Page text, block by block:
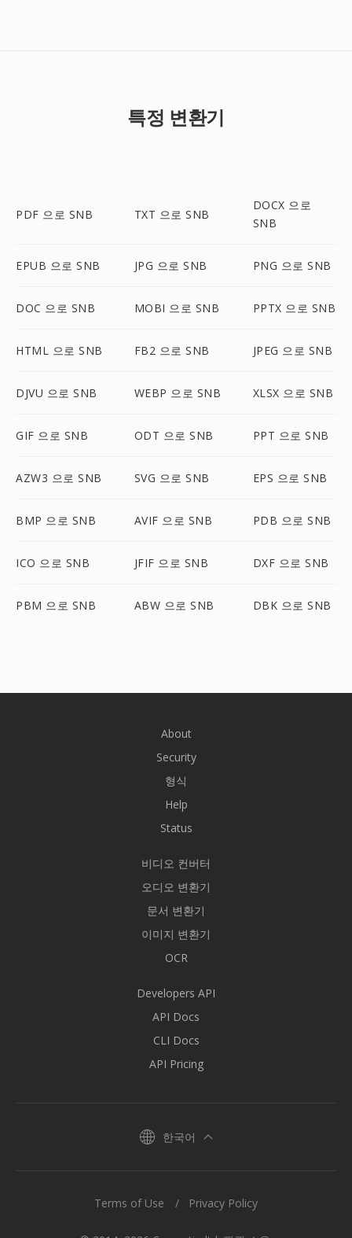
특정 변환기
PDF 으로 SNB TXT 으로 SNB
DOCX 으로
SNB
EPUB 으로 SNB JPG 으로 SNB PNG 으로 SNB
DOC 으로 SNB MOBI 으로 SNB PPTX 으로 SNB
HTML 으로 SNB FB2 으로 SNB JPEG 으로 SNB
DJVU 으로 SNB WEBP 으로 SNB XLSX 으로 SNB
GIF 으로 SNB ODT 으로 SNB PPT 으로 SNB
AZW3 으로 SNB SVG 으로 SNB EPS 으로 SNB
BMP 으로 SNB AVIF 으로 SNB PDB 으로 SNB
ICO 으로 SNB JFIF 으로 SNB DXF 으로 SNB
PBM 으로 SNB ABW 으로 SNB DBK 으로 SNB
About
Security
형식
Help
Status
비디오 컨버터
오디오 변환기
문서 변환기
이미지 변환기
OCR
Developers API
API Docs
CLI Docs
API Pricing
한국어
Terms of Use Privacy Policy